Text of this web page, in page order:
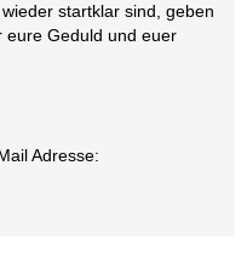
startklar sind, geben
eure Geduld und euer
Adresse: